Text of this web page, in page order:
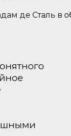
де Сталь в